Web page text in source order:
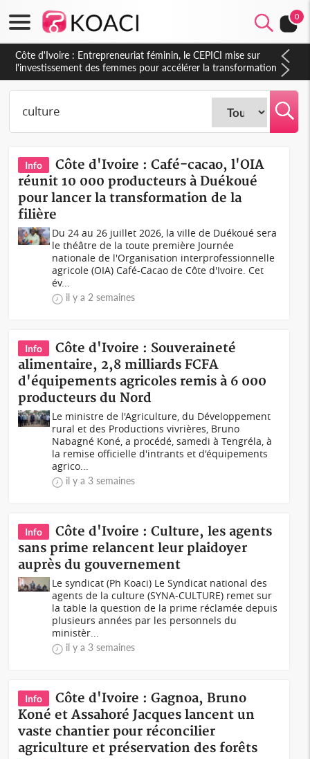
0
Côte d'Ivoire : Indépendance, le sous-préfet de Lobakuya
(Sassandra) relève des avancées importantes dans sa
circonscription
Info
Côte d'Ivoire : Café-cacao, l'OIA
réunit 10 000 producteurs à Duékoué
pour lancer la transformation de la
filière
Du 24 au 26 juillet 2026, la ville de Duékoué sera
le théâtre de la toute première Journée
nationale de l'Organisation interprofessionnelle
agricole (OIA) Café-Cacao de Côte d'Ivoire. Cet
év...
il y a 2 semaines
Info
Côte d'Ivoire : Souveraineté
alimentaire, 2,8 milliards FCFA
d'équipements agricoles remis à 6 000
producteurs du Nord
Le ministre de l'Agriculture, du Développement
rural et des Productions vivrières, Bruno
Nabagné Koné, a procédé, samedi à Tengréla, à
la remise officielle d'intrants et d'équipements
agrico...
il y a 3 semaines
Info
Côte d'Ivoire : Culture, les agents
sans prime relancent leur plaidoyer
auprès du gouvernement
Le syndicat (Ph Koaci) Le Syndicat national des
agents de la culture (SYNA-CULTURE) remet sur
la table la question de la prime réclamée depuis
plusieurs années par les personnels du
ministèr...
il y a 3 semaines
Info
Côte d'Ivoire : Gagnoa, Bruno
Koné et Assahoré Jacques lancent un
vaste chantier pour réconcilier
agriculture et préservation des forêts